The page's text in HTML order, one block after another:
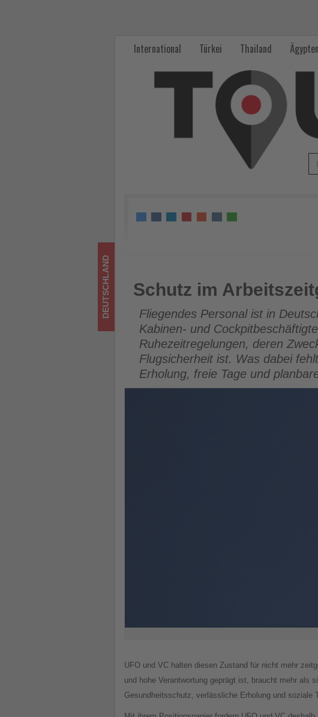
Arbeitszeitgesetz
International Türkei Thailand Ägypten
Schutz im Arbeitszeitgesetz für
DEUTSCHLAND Schutz im
Fliegendes Personal ist in
Kabinen- und
Ruhezeitregelungen, deren
Flugsicherheit ist. Was dabei
Erholung, freie Tage und
UFO und VC halten diesen Zustand für nicht mehr
und hohe Verantwortung geprägt ist, braucht mehr als
Gesundheitsschutz, verlässliche Erholung und soziale